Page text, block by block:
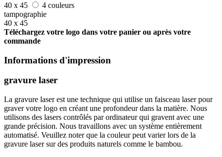
40 x 45
4 couleurs
tampographie
40 x 45
Téléchargez votre logo dans votre panier ou après votre
commande
Informations d'impression
gravure laser
La gravure laser est une technique qui utilise un faisceau laser pour
graver votre logo en créant une profondeur dans la matière. Nous
utilisons des lasers contrôlés par ordinateur qui gravent avec une
grande précision. Nous travaillons avec un système entièrement
automatisé. Veuillez noter que la couleur peut varier lors de la
gravure laser sur des produits naturels comme le bambou.